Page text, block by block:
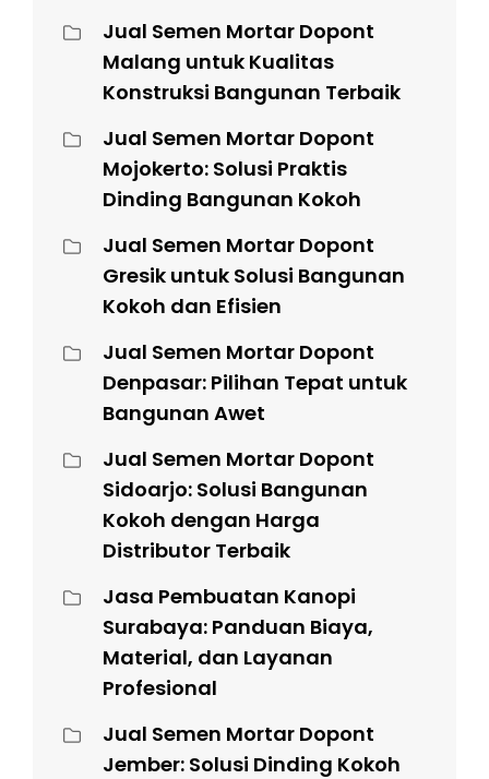
Jual Semen Mortar Dopont
Malang untuk Kualitas
Konstruksi Bangunan Terbaik
Jual Semen Mortar Dopont
Mojokerto: Solusi Praktis
Dinding Bangunan Kokoh
Jual Semen Mortar Dopont
Gresik untuk Solusi Bangunan
Kokoh dan Efisien
Jual Semen Mortar Dopont
Denpasar: Pilihan Tepat untuk
Bangunan Awet
Jual Semen Mortar Dopont
Sidoarjo: Solusi Bangunan
Kokoh dengan Harga
Distributor Terbaik
Jasa Pembuatan Kanopi
Surabaya: Panduan Biaya,
Material, dan Layanan
Profesional
Jual Semen Mortar Dopont
Jember: Solusi Dinding Kokoh